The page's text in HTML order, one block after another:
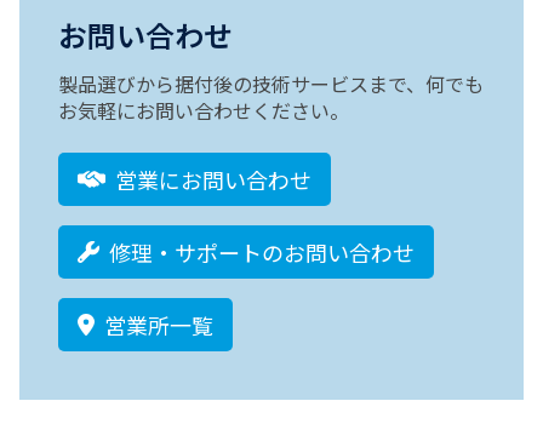
お問い合わせ
製品選びから据付後の技術サービスまで、何でも
お気軽にお問い合わせください。
営業にお問い合わせ
修理・サポートのお問い合わせ
営業所一覧